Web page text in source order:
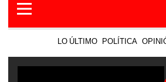
LO ÚLTIMO POLÍTICA